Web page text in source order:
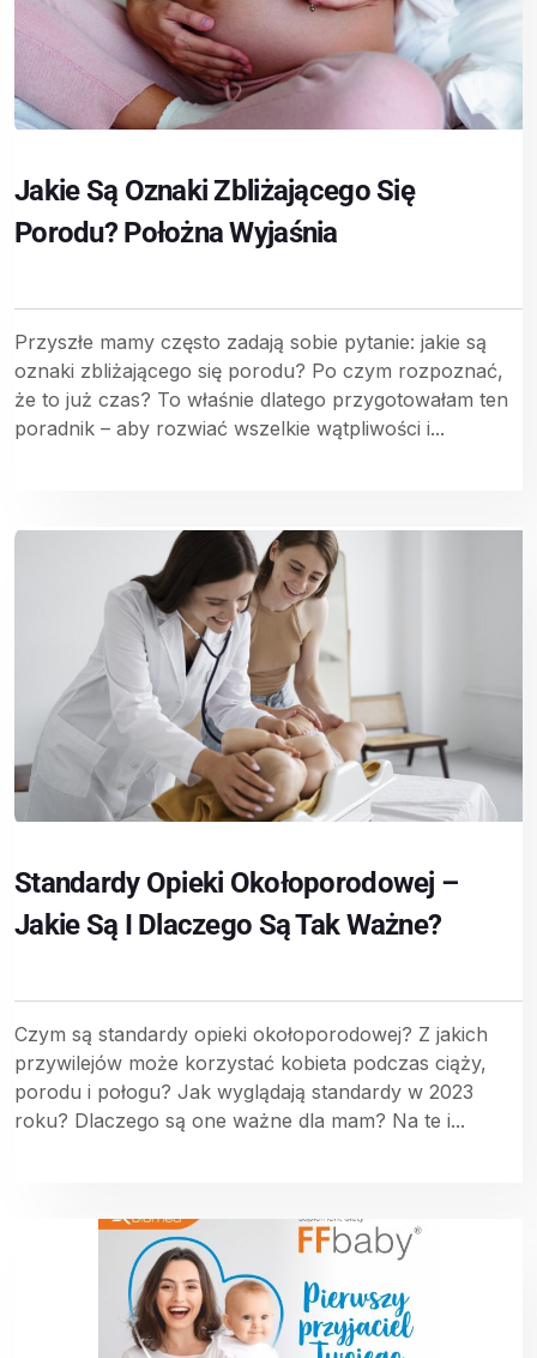
Jakie Są Oznaki Zbliżającego Się
Porodu? Położna Wyjaśnia
Przyszłe mamy często zadają sobie pytanie: jakie są
oznaki zbliżającego się porodu? Po czym rozpoznać,
że to już czas? To właśnie dlatego przygotowałam ten
poradnik – aby rozwiać wszelkie wątpliwości i...
Standardy Opieki Okołoporodowej –
Jakie Są I Dlaczego Są Tak Ważne?
Czym są standardy opieki okołoporodowej? Z jakich
przywilejów może korzystać kobieta podczas ciąży,
porodu i połogu? Jak wyglądają standardy w 2023
roku? Dlaczego są one ważne dla mam? Na te i...